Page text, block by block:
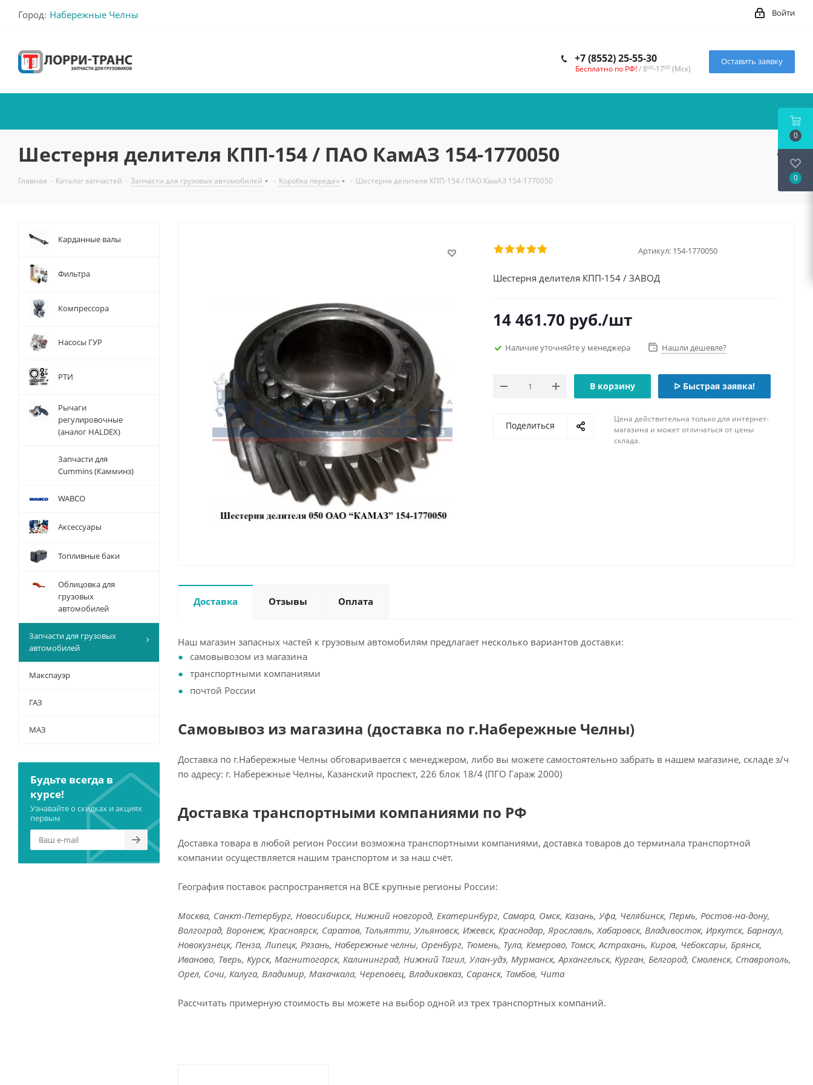
Город: Набережные Челны Войти
+7 (8552) 25-55-30
Бесплатно по РФ!/ 800-1700 (Мск)
Оставить заявку
Шестерня делителя КПП-154 / ПАО КамАЗ 154-1770050
Главная - Каталог запчастей - Запчасти для грузовых автомобилей - Коробка передач - Шестерня делителя КПП-154 / ПАО КамАЗ 154-1770050
Артикул: 154-1770050
Шестерня делителя КПП-154 / ЗАВОД
14 461.70 руб./шт
Наличие уточняйте у менеджера Нашли дешевле?
В корзину ᐅ Быстрая заявка!
Поделиться
Цена действительна только для интернет-
магазина и может отличаться от цены
склада.
Доставка Отзывы Оплата
Наш магазин запасных частей к грузовым автомобилям предлагает несколько вариантов доставки:
самовывозом из магазина
транспортными компаниями
почтой России
Самовывоз из магазина (доставка по г.Набережные Челны)
Доставка по г.Набережные Челны обговаривается с менеджером, либо вы можете самостоятельно забрать в нашем магазине, складе з/ч
по адресу: г. Набережные Челны, Казанский проспект, 226 блок 18/4 (ПГО Гараж 2000)
Доставка транспортными компаниями по РФ
Доставка товара в любой регион России возможна транспортными компаниями, доставка товаров до терминала транспортной
компании осуществляется нашим транспортом и за наш счёт.
География поставок распространяется на ВСЕ крупные регионы России:
Москва, Санкт-Петербург, Новосибирск, Нижний новгород, Екатеринбург, Самара, Омск, Казань, Уфа, Челябинск, Пермь, Ростов-на-дону,
Волгоград, Воронеж, Красноярск, Саратов, Тольятти, Ульяновск, Ижевск, Краснодар, Ярославль, Хабаровск, Владивосток, Иркутск, Барнаул,
Новокузнецк, Пенза, Липецк, Рязань, Набережные челны, Оренбург, Тюмень, Тула, Кемерово, Томск, Астрахань, Киров, Чебоксары, Брянск,
Иваново, Тверь, Курск, Магнитогорск, Калининград, Нижний Тагил, Улан-удэ, Мурманск, Архангельск, Курган, Белгород, Смоленск, Ставрополь,
Орел, Сочи, Калуга, Владимир, Махачкала, Череповец, Владикавказ, Саранск, Тамбов, Чита
Рассчитать примерную стоимость вы можете на выбор одной из трех транспортных компаний.
Карданные валы
Фильтра
Компрессора
Насосы ГУР
РТИ
Рычаги
регулировочные
(аналог HALDEX)
Запчасти для
Cummins (Камминз)
WABCO
Аксессуары
Топливные баки
Облицовка для
грузовых
автомобилей
Запчасти для грузовых
автомобилей
Макспауэр
ГАЗ
МАЗ
Будьте всегда в
курсе!
Узнавайте о скидках и акциях
первым
0
0